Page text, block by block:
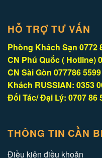
HỖ TRỢ TƯ VẤN
Phòng Khách Sạn 0772
CN Phú Quốc ( Hotline)
CN Sài Gòn 077786 5599
Khách RUSSIAN: 0353
Đối Tác/ Đại Lý: 0707 86
THÔNG TIN CẦN
Điều kiện điều khoản